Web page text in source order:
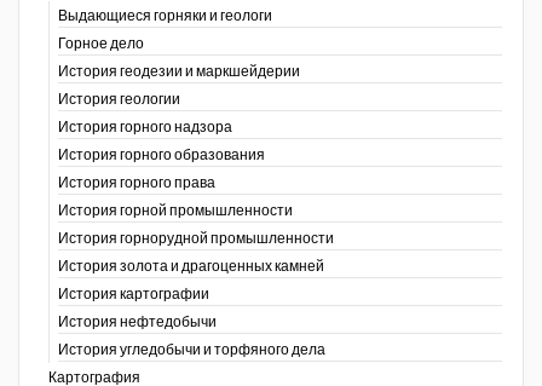
Выдающиеся горняки и геологи
Горное дело
История геодезии и маркшейдерии
История геологии
История горного надзора
История горного образования
История горного права
История горной промышленности
История горнорудной промышленности
История золота и драгоценных камней
История картографии
История нефтедобычи
История угледобычи и торфяного дела
Картография